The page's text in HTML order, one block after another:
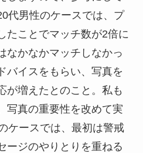
代男性のケースでは、プ
たことでマッチ数が2倍に
なかなかマッチしなかっ
バイスをもらい、写真を
が増えたとのこと。私も
写真の重要性を改めて実
ケースでは、最初は警戒
ージのやりとりを重ねる